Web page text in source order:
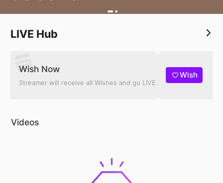
LIVE Hub
Wish Now
Streamer will receive all Wishes and go LIVE
Wish
Videos